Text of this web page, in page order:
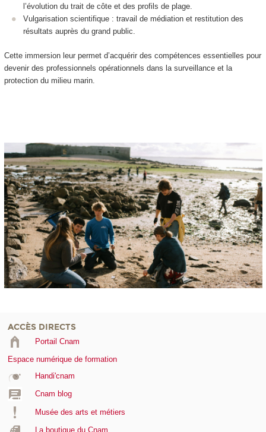
l’évolution du trait de côte et des profils de plage.
Vulgarisation scientifique : travail de médiation et restitution des
résultats auprès du grand public.
Cette immersion leur permet d’acquérir des compétences essentielles pour
devenir des professionnels opérationnels dans la surveillance et la
protection du milieu marin.
ACCÈS DIRECTS
Portail Cnam
Espace numérique de formation
Handi'cnam
Cnam blog
Musée des arts et métiers
La boutique du Cnam